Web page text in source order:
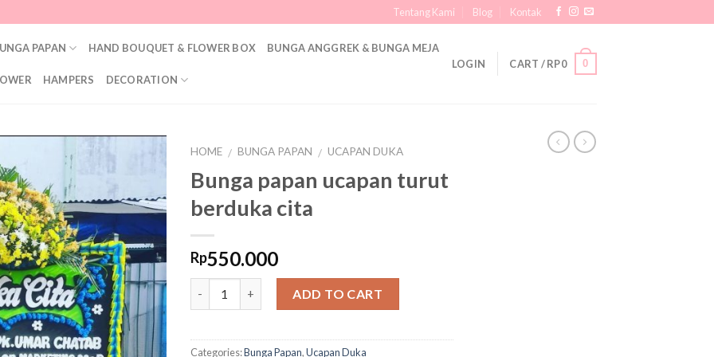
Tentang Kami Blog Kontak
PAPAN HAND BOUQUET & FLOWER BOX BUNGA ANGGREK & BUNGA MEJA
HAMPERS DECORATION
LOGIN CART /RP0 0
Wishlist
HOME / BUNGA PAPAN / UCAPAN DUKA
Bunga papan ucapan turut
berduka cita
Rp550.000
Quantity ADD TO CART
Categories:Bunga Papan,Ucapan Duka